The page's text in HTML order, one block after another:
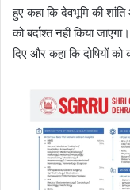
हुए कहा कि देवभूमि की शांति
को बर्दाश्त नहीं किया
दिए और कहा कि दोषियों को